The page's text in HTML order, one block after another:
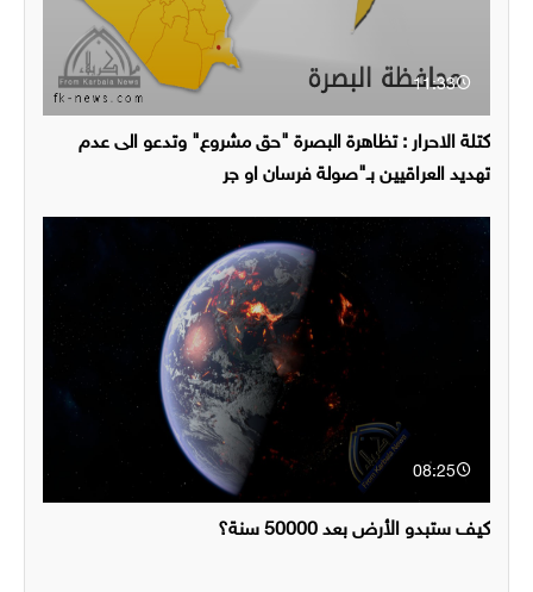
11:33
كتلة الاحرار : تظاهرة البصرة "حق مشروع" وتدعو الى عدم
تهديد العراقيين بـ"صولة فرسان او جر
08:25
كيف ستبدو الأرض بعد 50000 سنة؟